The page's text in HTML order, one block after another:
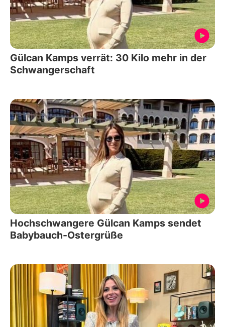
Gülcan Kamps verrät: 30 Kilo mehr in der
Schwangerschaft
Hochschwangere Gülcan Kamps sendet
Babybauch-Ostergrüße